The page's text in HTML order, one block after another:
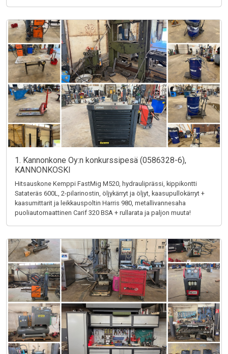
1. Kannonkone Oy:n konkurssipesä (0586328-6),
KANNONKOSKI
Hitsauskone Kemppi FastMig M520, hydrauliprässi, kippikontti
Satateräs 600L, 2-pilarinostin, öljykärryt ja öljyt, kaasupullokärryt +
kaasumittarit ja leikkauspoltin Harris 980, metallivannesaha
puoliautomaattinen Carif 320 BSA + rullarata ja paljon muuta!